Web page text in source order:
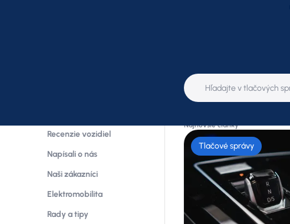
Recenzie vozidiel
Napísali o nás
Naši zákazníci
Elektromobilita
Rady a tipy
Najnovšie články
Tlačové správy